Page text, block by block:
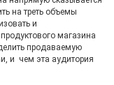
на треть объемы
и
магазина
продаваемую
и чем эта аудитория